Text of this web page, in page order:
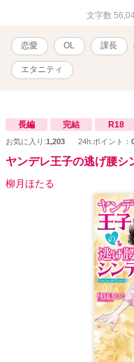
文字数
恋愛 OL 課長
エタニティ
長編 完結 R18
お気に入り:1,203 24h.ポイント：
ヤンデレ王子の逃げ腰シ
柳月ほたる